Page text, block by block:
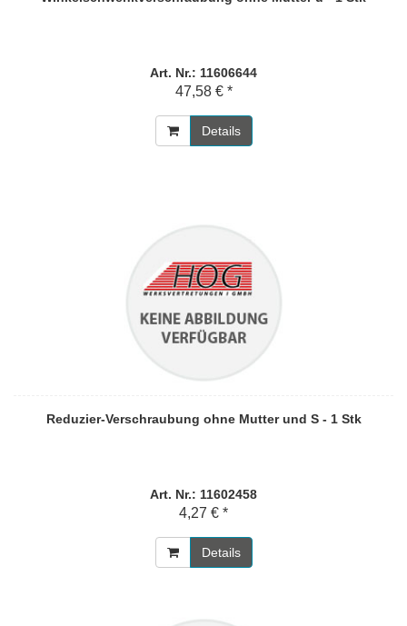
Art. Nr.: 11606644
47,58 € *
Details
Reduzier-Verschraubung ohne Mutter und S - 1 Stk
Art. Nr.: 11602458
4,27 € *
Details